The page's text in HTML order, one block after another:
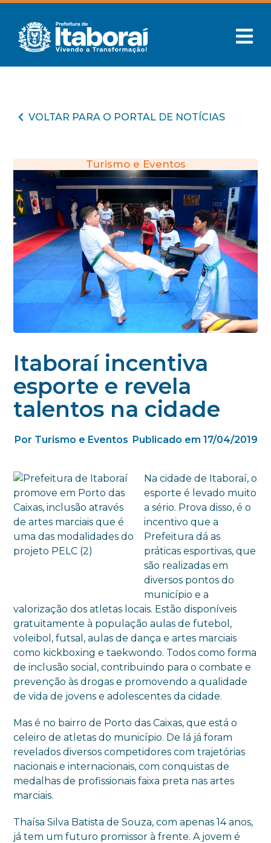
VOLTAR PARA O PORTAL DE NOTÍCIAS
Turismo e Eventos
Itaboraí incentiva
esporte e revela
talentos na cidade
Por Turismo e Eventos Publicado em 17/04/2019
Na cidade de Itaboraí, o
esporte é levado muito
a sério. Prova disso, é o
incentivo que a
Prefeitura dá as
práticas esportivas, que
são realizadas em
diversos pontos do
município e a
valorização dos atletas locais. Estão disponíveis
gratuitamente à população aulas de futebol,
voleibol, futsal, aulas de dança e artes marciais
como kickboxing e taekwondo. Todos como forma
de inclusão social, contribuindo para o combate e
prevenção às drogas e promovendo a qualidade
de vida de jovens e adolescentes da cidade.
Mas é no bairro de Porto das Caixas, que está o
celeiro de atletas do município. De lá já foram
revelados diversos competidores com trajetórias
nacionais e internacionais, com conquistas de
medalhas de profissionais faixa preta nas artes
marciais.
Thaísa Silva Batista de Souza, com apenas 14 anos,
já tem um futuro promissor à frente. A jovem é